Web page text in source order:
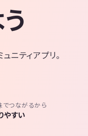
ニティアプリ。
つながるから
やすい